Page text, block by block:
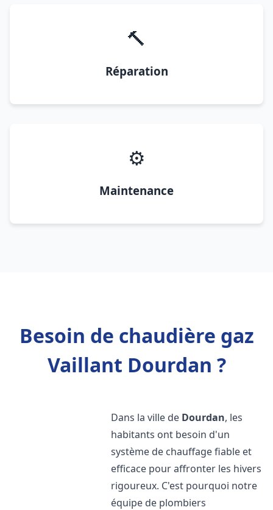
🔨
Réparation
⚙️
Maintenance
Besoin de chaudière gaz
Vaillant Dourdan ?
Dans la ville de Dourdan, les
habitants ont besoin d'un
système de chauffage fiable et
efficace pour affronter les hivers
rigoureux. C'est pourquoi notre
équipe de plombiers